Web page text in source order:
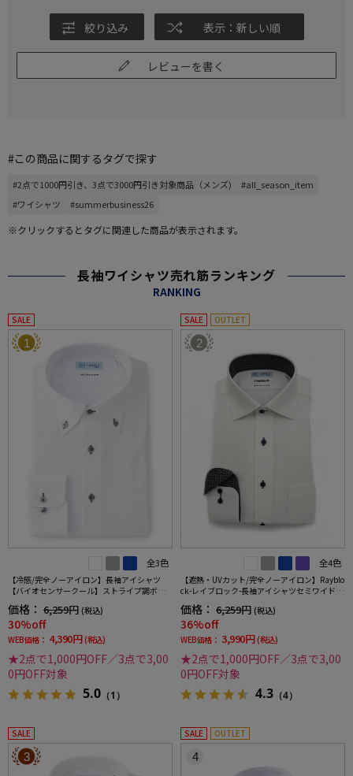
絞り込み 表示：新しい順
レビューを書く
#この商品に関するタグで探す
#2点で1000円引き、3点で3000円引き対象商品（メンズ)
#all_season_item
#ワイシャツ
#summerbusiness26
※クリックするとタグに関連した商品が表示されます。
長袖ワイシャツ売れ筋ランキング
RANKING
SALE
1
全3色
【冷感/完全ノーアイロン】長袖アイシャツ
【バイオセンサークール】ストライプ調ボタ
ンダウンストライプ形態安定ストレッチ防汚
効果吸汗速乾ワイシャツ春夏
価格： 6,259円 (税込)
30%off
WEB価格： 4,390円 (税込)
★2点で1,000円OFF／3点で3,00
0円OFF対象
5.0 （1）
SALE OUTLET
2
全4色
【遮熱・UVカット/完全ノーアイロン】Rayblo
ck-レイブロック-長袖アイシャツセミワイドス
トライプワイシャツi-shirt
価格： 6,259円 (税込)
36%off
WEB価格： 3,990円 (税込)
★2点で1,000円OFF／3点で3,00
0円OFF対象
4.3 （4）
SALE
3
SALE OUTLET
4